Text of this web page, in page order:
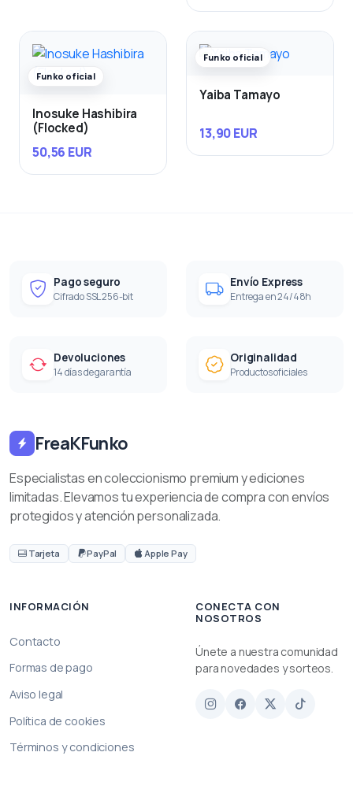
Funko oficial
Inosuke Hashibira
(Flocked)
50,56 EUR
Funko oficial
Yaiba Tamayo
13,90 EUR
Pago seguro
Cifrado SSL 256-bit
Envío Express
Entrega en 24/48h
Devoluciones
14 días de garantía
Originalidad
Productos oficiales
FreaKFunko
Especialistas en coleccionismo premium y ediciones
limitadas. Elevamos tu experiencia de compra con envíos
protegidos y atención personalizada.
Tarjeta PayPal Apple Pay
INFORMACIÓN
Contacto
Formas de pago
Aviso legal
Política de cookies
Términos y condiciones
CONECTA CON
NOSOTROS
Únete a nuestra comunidad
para novedades y sorteos.